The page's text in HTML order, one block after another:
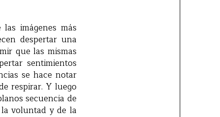
imágenes más
despertar una
que las mismas
sentimientos
se hace notar
respirar. Y luego
secuencia de
voluntad y de la